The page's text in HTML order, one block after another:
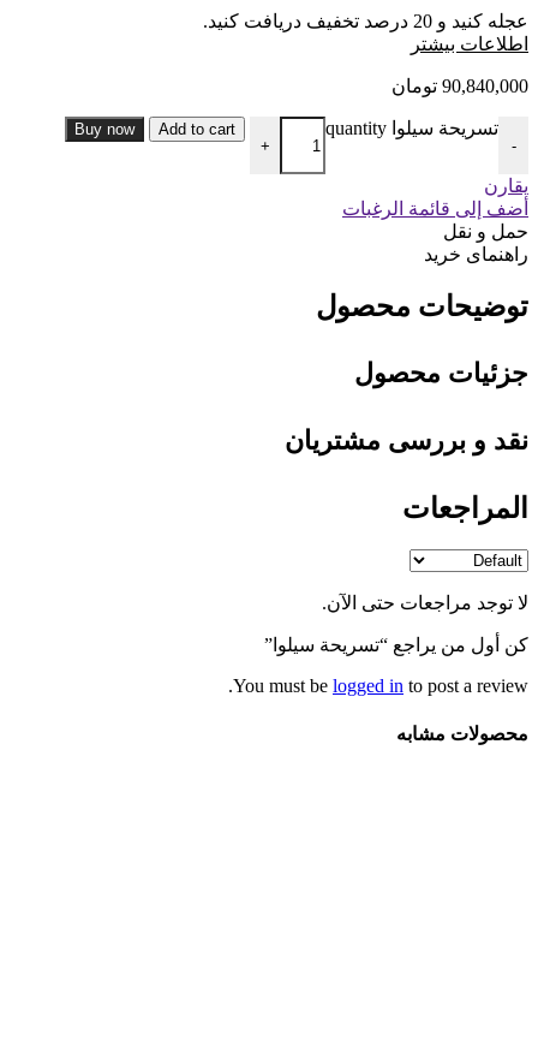
عجله کنید و 20 درصد تخفیف دریافت کنید.
طلاعات بیشتر
90,840,000 تومان
-
تسريحة سیلوا quantity
+
Add to cart
Buy now
يقارن
أضف إلى قائمة الرغبات
حمل و نقل
راهنمای خرید
توضیحات محصول
جزئیات محصول
نقد و بررسی مشتریان
المراجعات
لا توجد مراجعات حتى الآن.
كن أول من يراجع “تسريحة سیلوا”
You must be logged in to post a review.
محصولات مشابه